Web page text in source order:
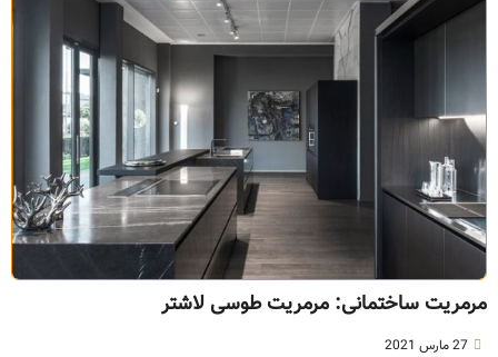
مرمریت ساختمانی: مرمریت طوسی لاشتر
27 مارس 2021